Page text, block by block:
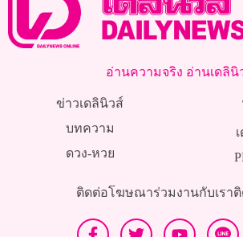
อ่านความจริง อ่านเดลินิ
ข่าวเดลินิวส์
บทความ
ดวง-หวย
ติดต่อโฆษณาร่วมงานกับเรา